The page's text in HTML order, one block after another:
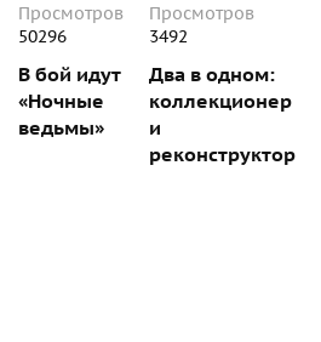
Просмотров
50296
В бой идут
«Ночные
ведьмы»
Просмотров
3492
Два в одном:
коллекционер
и
реконструктор